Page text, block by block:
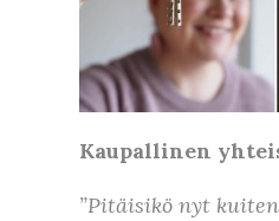
Kaupallinen
”Pitäisikö nyt